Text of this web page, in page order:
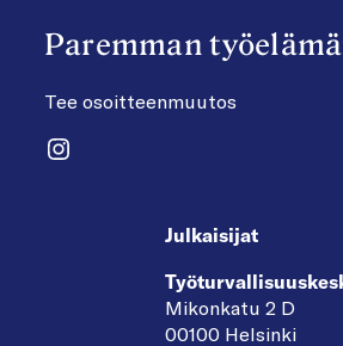
Paremman
Tee osoitteenmuutos
Instagram
Julkaisijat
Mikonkatu 2 D
00100 Helsinki